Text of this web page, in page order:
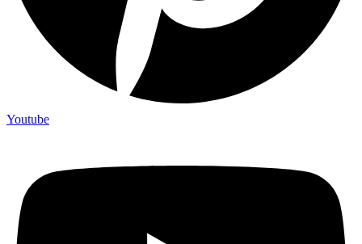
Youtube